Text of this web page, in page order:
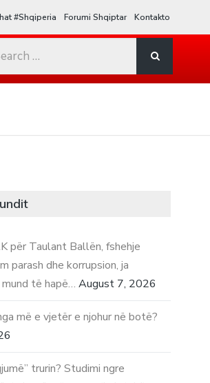
#Shqiperia Forumi Shqiptar Kontakto
për Taulant Ballën, fshehje
parash dhe korrupsion, ja
të hapë… August 7, 2026
më e vjetër e njohur në botë?
trurin? Studimi ngre